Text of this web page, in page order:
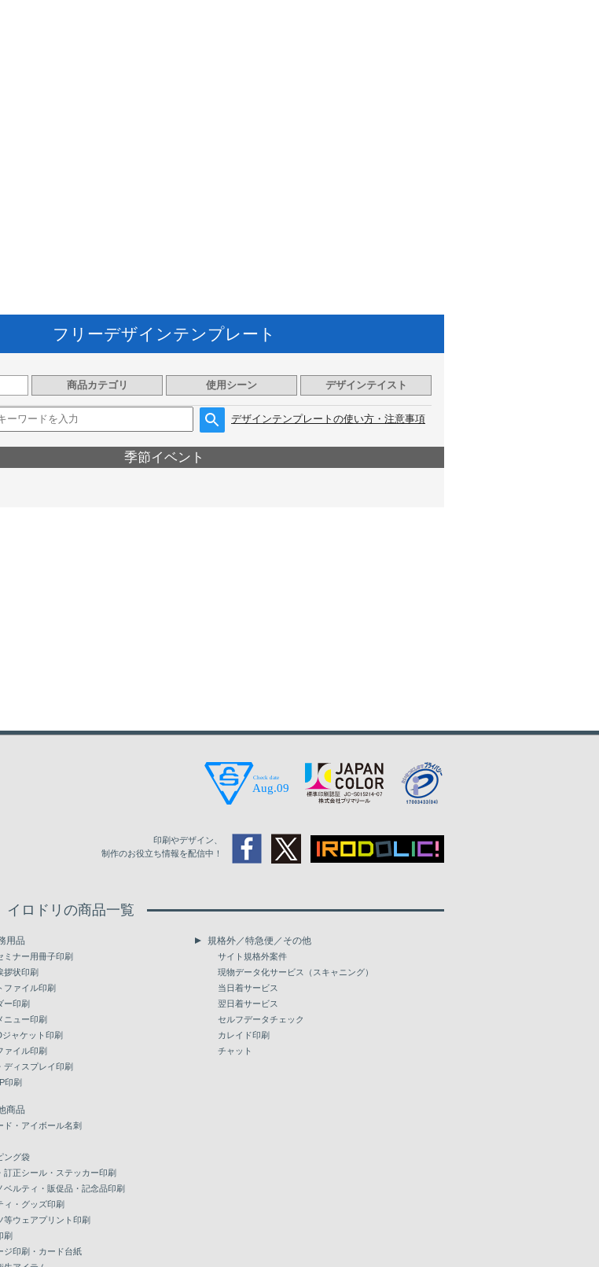
フリーデザインテンプレート
商品カテゴリ 使用シーン デザインテイスト
デザインテンプレートの使い方・注意事項
季節イベント
印刷やデザイン、
制作のお役立ち情報を配信中！
イロドリの商品一覧
用品
ミナー用冊子印刷
拶状印刷
ファイル印刷
ー印刷
ニュー印刷
ャケット印刷
ァイル印刷
ディスプレイ印刷
印刷
商品
ド・アイボール名刺
ング袋
訂正シール・ステッカー印刷
ベルティ・販促品・記念品印刷
ィ・グッズ印刷
等ウェアプリント印刷
刷
ジ印刷・カード台紙
規格外／特急便／その他
サイト規格外案件
現物データ化サービス（スキャニング）
当日着サービス
翌日着サービス
セルフデータチェック
カレイド印刷
チャット